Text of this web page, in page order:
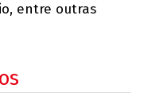
entre outras